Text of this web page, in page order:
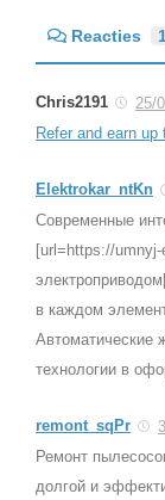
Reacties
Chris2191
25/
Refer and earn
Elektrokar_ntKn
Современные
[url=https://
в каждом
Автоматические
технологии в
remont_sqPr
Ремонт
долгой и